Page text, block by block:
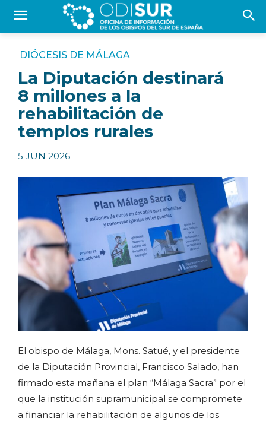
DIÓCESIS DE MÁLAGA
La Diputación destinará
8 millones a la
rehabilitación de
templos rurales
5 JUN 2026
El obispo de Málaga, Mons. Satué, y el presidente
de la Diputación Provincial, Francisco Salado, han
firmado esta mañana el plan “Málaga Sacra” por el
que la institución supramunicipal se compromete
a financiar la rehabilitación de algunos de los